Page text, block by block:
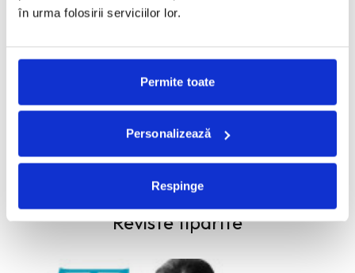
în urma folosirii serviciilor lor.
Permite toate
Personalizează
Respinge
Met Gala 2025. Tailored for You.
martie, 2025
05.03.2025 - Fashion Etc - Red Carpet
Reviste tiparite